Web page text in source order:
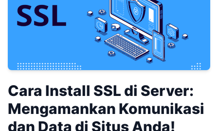
Cara Install SSL di Server:
Mengamankan Komunikasi
dan Data di Situs Anda!